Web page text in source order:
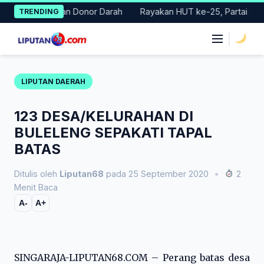
Skip
to
content
TRENDING
Gerakan Donor Darah Rayakan HUT ke-25, Partai Demokrat
LIPUTAN DAERAH
123 DESA/KELURAHAN DI
BULELENG SEPAKATI TAPAL
BATAS
Ditulis oleh Liputan68 pada 25 September 2020 •
2
Menit Baca
A- A+
SINGARAJA-LIPUTAN68.COM – Perang batas desa